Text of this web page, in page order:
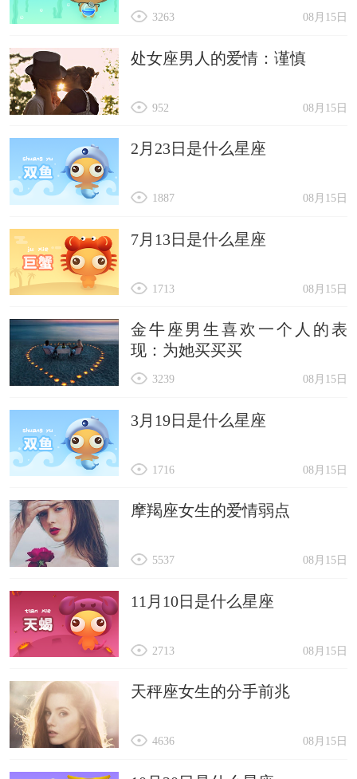
08月15日
3263
处女座男人的爱情：谨慎
08月15日
952
2月23日是什么星座
08月15日
1887
7月13日是什么星座
08月15日
1713
金牛座男生喜欢一个人的表
现：为她买买买
08月15日
3239
3月19日是什么星座
08月15日
1716
摩羯座女生的爱情弱点
08月15日
5537
11月10日是什么星座
08月15日
2713
天秤座女生的分手前兆
08月15日
4636